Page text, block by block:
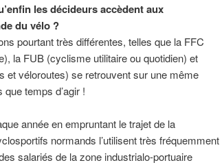
les décideurs accèdent aux
du vélo ?
pourtant très différentes, telles que la FFC
la FUB (cyclisme utilitaire ou quotidien) et
et véloroutes) se retrouvent sur une même
temps d’agir !
année en empruntant le trajet de la
normands l’utilisent très fréquemment
salariés de la zone industrialo-portuaire